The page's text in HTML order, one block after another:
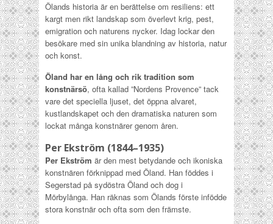
Ölands historia är en berättelse om resiliens: ett
kargt men rikt landskap som överlevt krig, pest,
emigration och naturens nycker. Idag lockar den
besökare med sin unika blandning av historia, natur
och konst.
Öland har en lång och rik tradition som
konstnärsö, ofta kallad ”Nordens Provence” tack
vare det speciella ljuset, det öppna alvaret,
kustlandskapet och den dramatiska naturen som
lockat många konstnärer genom åren.
Per Ekström (1844–1935)
Per Ekström är den mest betydande och ikoniska
konstnären förknippad med Öland. Han föddes i
Segerstad på sydöstra Öland och dog i
Mörbylånga. Han räknas som Ölands förste infödde
stora konstnär och ofta som den främste.